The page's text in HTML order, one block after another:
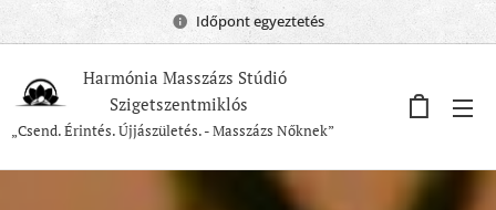
Időpont egyeztetés
Harmónia Masszázs Stúdió
Szigetszentmiklós
„Csend. Érintés. Újjászületés. - Masszázs Nőknek”